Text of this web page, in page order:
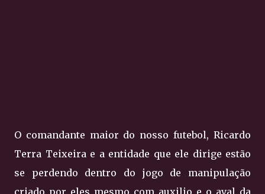
O comandante maior do nosso futebol, Ricardo
Terra Teixeira e a entidade que ele dirige estão
se perdendo dentro do jogo de manipulação
criado por eles mesmo com auxilio e o aval da